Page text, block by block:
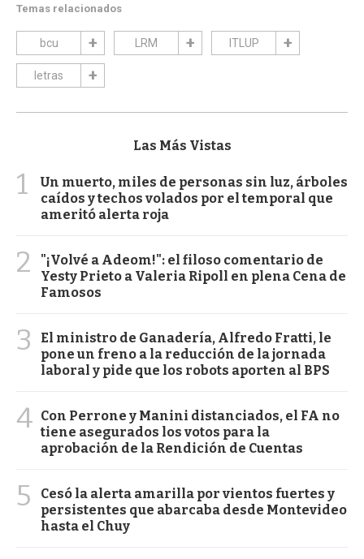
Temas relacionados
bcu LRM ITLUP
letras
Las Más Vistas
1
Un muerto, miles de personas sin luz, árboles
caídos y techos volados por el temporal que
ameritó alerta roja
2
"¡Volvé a Adeom!": el filoso comentario de
Yesty Prieto a Valeria Ripoll en plena Cena de
Famosos
3
El ministro de Ganadería, Alfredo Fratti, le
pone un freno a la reducción de la jornada
laboral y pide que los robots aporten al BPS
4 Con Perrone y Manini distanciados, el FA no
tiene asegurados los votos para la
aprobación de la Rendición de Cuentas
5
Cesó la alerta amarilla por vientos fuertes y
persistentes que abarcaba desde Montevideo
hasta el Chuy